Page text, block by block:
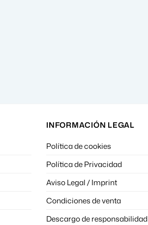
INFORMACIÓN LEGAL
Política de cookies
Política de Privacidad
Aviso Legal / Imprint
Condiciones de venta
Descargo de responsabilidad